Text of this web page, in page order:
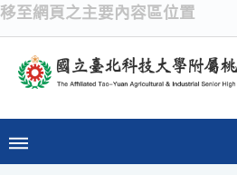
移至網頁之主要內容區位置